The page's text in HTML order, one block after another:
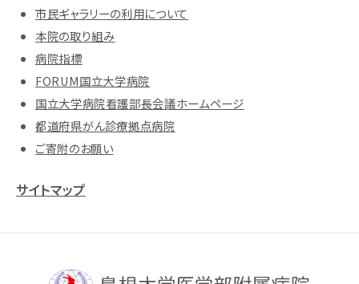
市民ギャラリーの利用について
本院の取り組み
病院指標
FORUM国立大学病院
国立大学病院看護部長会議ホームページ
都道府県がん診療拠点病院
ご寄附のお願い
サイトマップ